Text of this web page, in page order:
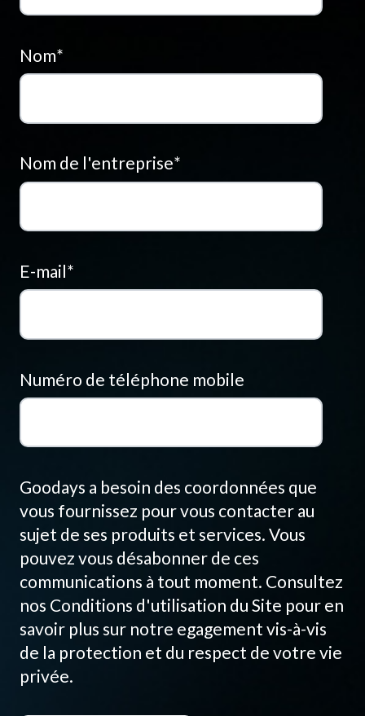
Nom*
Nom de l'entreprise*
E-mail*
Numéro de téléphone mobile
Goodays a besoin des coordonnées que
vous fournissez pour vous contacter au
sujet de ses produits et services. Vous
pouvez vous désabonner de ces
communications à tout moment. Consultez
nos Conditions d'utilisation du Site pour en
savoir plus sur notre egagement vis-à-vis
de la protection et du respect de votre vie
privée.